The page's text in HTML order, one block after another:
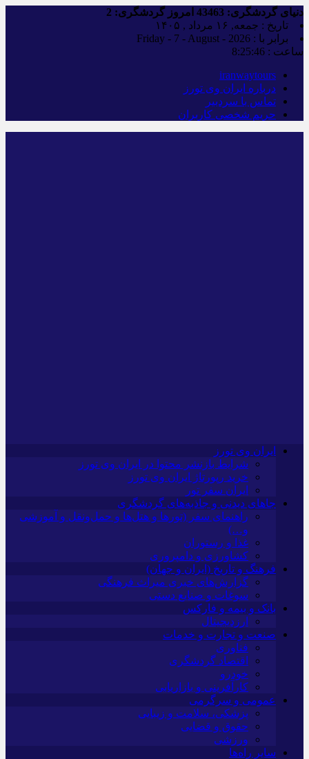
دنیای گردشگری: امروز گردشگری:
تاریخ : جمعه, ۱۶ مرداد , ۱۴۰۵
برابر با : Friday - 7 - August - 2026
ساعت : 8:25:47
iranwaytours
درباره ایران وی تورز
تماس با سردبیر
حریم شخصی کاربران
ایران وی تورز
شرایط بازنشر محتوا در ایران وی تورز
خرید رپورتاژ ایران وی تورز
ایران سفر تور
جاهای دیدنی و جاذبه‌های گردشگری
راهنمای سفر (تورها و هتل‌ها و حمل‌و‌نقل و آموزشی
و…)
غذا و رستوران
کشاورزی و دامپروری
فرهنگ و تاریخ (ایران و جهان)
گزارش‌های خبری میراث فرهنگی
سوغات و صنایع دستی
بانک و بیمه و فارکس
ارزدیجیتال
صنعت و تجارت و خدمات
فناوری
اقتصاد گردشگری
خودرو
کارآفرینی و بازاریابی
عمومی و سرگرمی
پزشکی، سلامت و زیبایی
حقوق و قضایی
ورزشی
سایر راه‌ها